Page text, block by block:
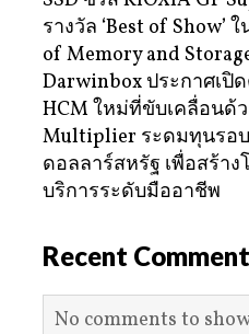
รางวัล ‘Best of Show’
of Memory and
Darwinbox ประกาศเปิ
HCM ใหม่ที่ขับเคลื่อนด้
Multiplier ระดมทุนรอบ
ดอลลาร์สหรัฐ เพื่อสร้า
บริการระดับมืออาชีพ
Recent
No comments to